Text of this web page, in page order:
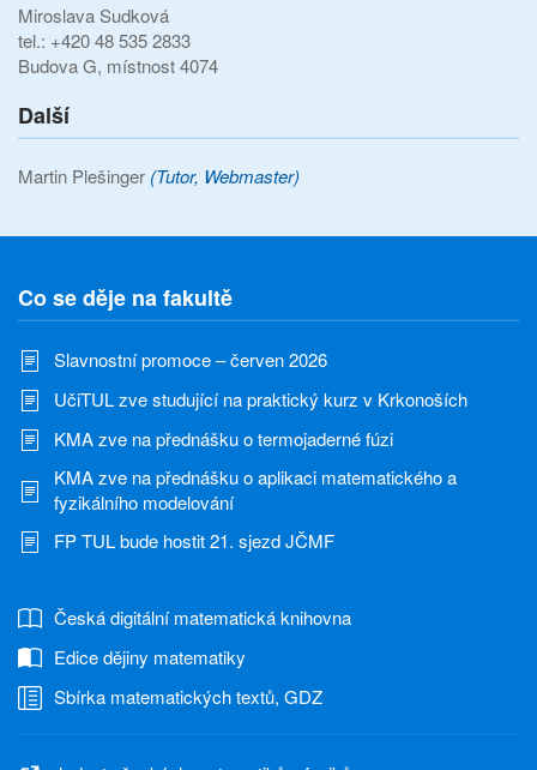
Miroslava Sudková
tel.: +420 48 535 2833
Budova G, místnost 4074
Další
Martin Plešinger (Tutor, Webmaster)
Co se děje na fakultě
Slavnostní promoce – červen 2026
UčiTUL zve studující na praktický kurz v Krkonoších
KMA zve na přednášku o termojaderné fúzi
KMA zve na přednášku o aplikaci matematického a
fyzikálního modelování
FP TUL bude hostit 21. sjezd JČMF
Česká digitální matematická knihovna
Edice dějiny matematiky
Sbírka matematických textů, GDZ